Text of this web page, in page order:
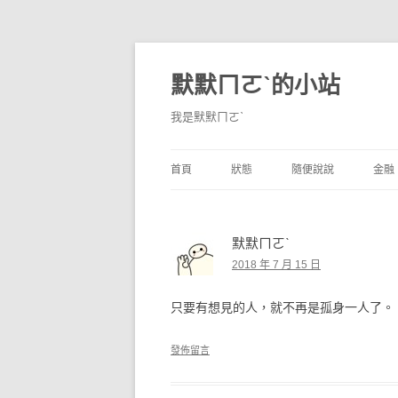
默默ㄇㄛˋ的小站
我是默默ㄇㄛˋ
首頁 狀態
獨白
隨便說說 金融
默默ㄇㄛˋ
2018 年 7 月 15 日
只要有想見的人，就不再是孤身一人了。
發佈留言